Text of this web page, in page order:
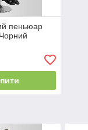
пеньюар